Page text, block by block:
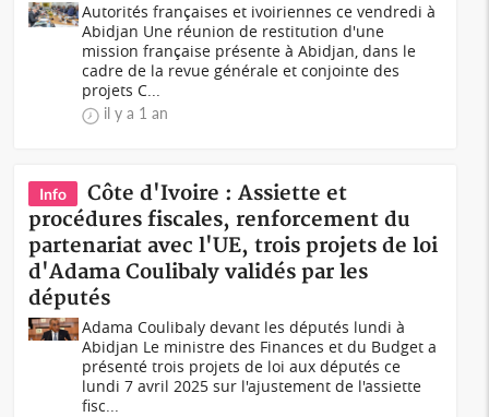
Autorités françaises et ivoiriennes ce vendredi à
Abidjan Une réunion de restitution d'une
mission française présente à Abidjan, dans le
cadre de la revue générale et conjointe des
projets C...
il y a 1 an
Info
Côte d'Ivoire : Assiette et
procédures fiscales, renforcement du
partenariat avec l'UE, trois projets de loi
d'Adama Coulibaly validés par les
députés
Adama Coulibaly devant les députés lundi à
Abidjan Le ministre des Finances et du Budget a
présenté trois projets de loi aux députés ce
lundi 7 avril 2025 sur l'ajustement de l'assiette
fisc...